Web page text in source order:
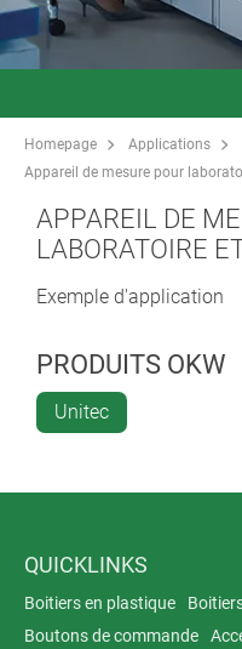
Homepage Applications
Appareil de mesure pour
APPAREIL DE
LABORATOIRE
Exemple d'application
PRODUITS OKW
Unitec
QUICKLINKS
Boitiers en plastique
Boutons de commande